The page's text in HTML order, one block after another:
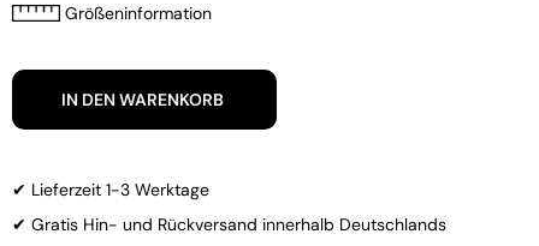
Größeninformation
IN DEN WARENKORB
✔ Lieferzeit 1-3 Werktage
✔ Gratis Hin- und Rückversand innerhalb Deutschlands